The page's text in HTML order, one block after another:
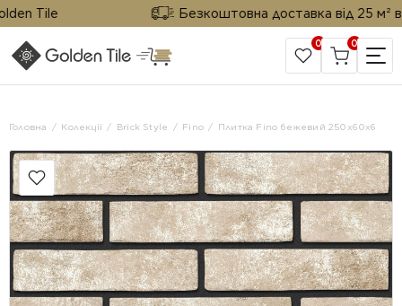
Tile Безкоштовна доставка від 25 м² від
САЙТ КОМПАНІЇ
0 0
Головна Колекції Brick Style Fino Плитка Fino бежевий 250х60х6